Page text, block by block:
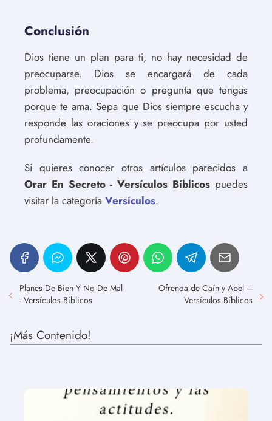
Conclusión
Dios tiene un plan para ti, no hay necesidad de
preocuparse. Dios se encargará de cada
problema, preocupación o pregunta que tengas
porque te ama. Sepa que Dios siempre escucha y
responde las oraciones y se preocupa por usted
profundamente.
Si quieres conocer otros artículos parecidos a
Orar En Secreto - Versículos Bíblicos puedes
visitar la categoría Versículos.
Planes De Bien Y No De Mal
- Versículos Bíblicos
Ofrenda de Caín y Abel –
Versículos Bíblicos
¡Más Contenido!